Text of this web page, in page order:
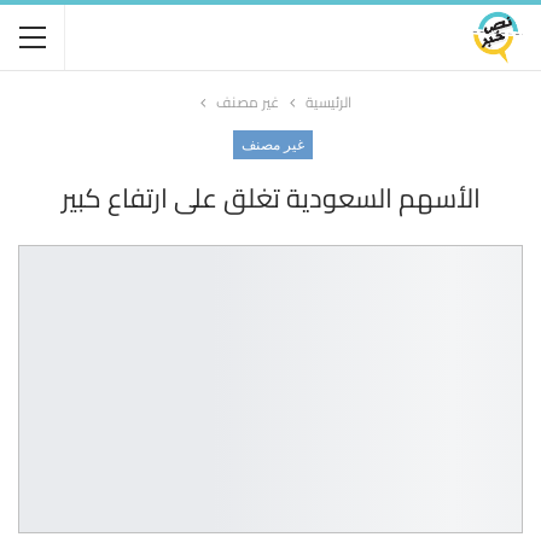
الرئيسية غير مصنف
غير مصنف
الأسهم السعودية تغلق على ارتفاع كبير